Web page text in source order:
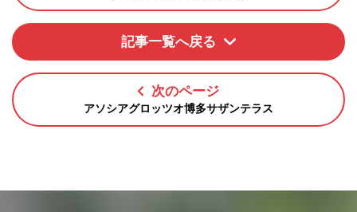
次のページ
アソシアグロッツオ博多サザンテラス
記事一覧へ戻る